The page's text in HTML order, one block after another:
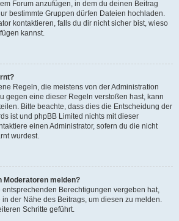
Forum anzufügen, in dem du deinen Beitrag
bestimmte Gruppen dürfen Dateien hochladen.
kontaktieren, falls du dir nicht sicher bist, wieso
kannst.
Regeln, die meistens von der Administration
gegen eine dieser Regeln verstoßen hast, kann
Bitte beachte, dass dies die Entscheidung der
ist und phpBB Limited nichts mit dieser
einen Administrator, sofern du die nicht
wurdest.
Moderatoren melden?
Berechtigungen vergeben hat,
der Nähe des Beitrags, um diesen zu melden.
Schritte geführt.